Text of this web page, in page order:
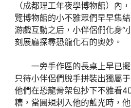
（成都理工年夜學博物館）內
覽博物館的小不雅眾們早早集
游戲互動之后，小伴侶們化身“
刻展廳探尋恐龍化石的奧妙。
一旁手作區的長桌上早已
只待小伴侶們脫手拼裝出獨屬
他們在恐龍骨架包抄下不雅看
糟，當圓規刺入他的藍光時，